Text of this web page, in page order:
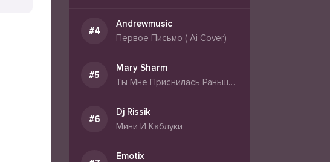
Andrewmusic
Первое Письмо ( Ai Cover)
Mary Sharm
Ты Мне Приснилась Раньше Чем Пришла
Dj Rissik
Мини И Каблуки
Emotix